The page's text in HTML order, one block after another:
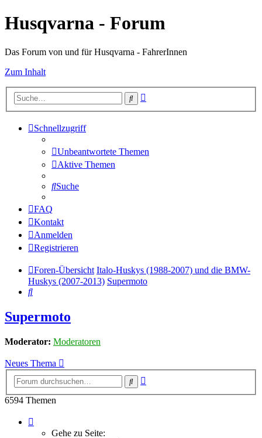
Husqvarna - Forum
Das Forum von und für Husqvarna - FahrerInnen
Zum Inhalt
Suche
Schnellzugriff
Unbeantwortete Themen
Aktive Themen
Suche
FAQ
Kontakt
Anmelden
Registrieren
Foren-Übersicht Italo-Huskys (1988-2007) und die BMW-
Huskys (2007-2013) Supermoto
Suche
Supermoto
Moderator: Moderatoren
Neues Thema
Suche
6594 Themen
Gehe zu Seite: